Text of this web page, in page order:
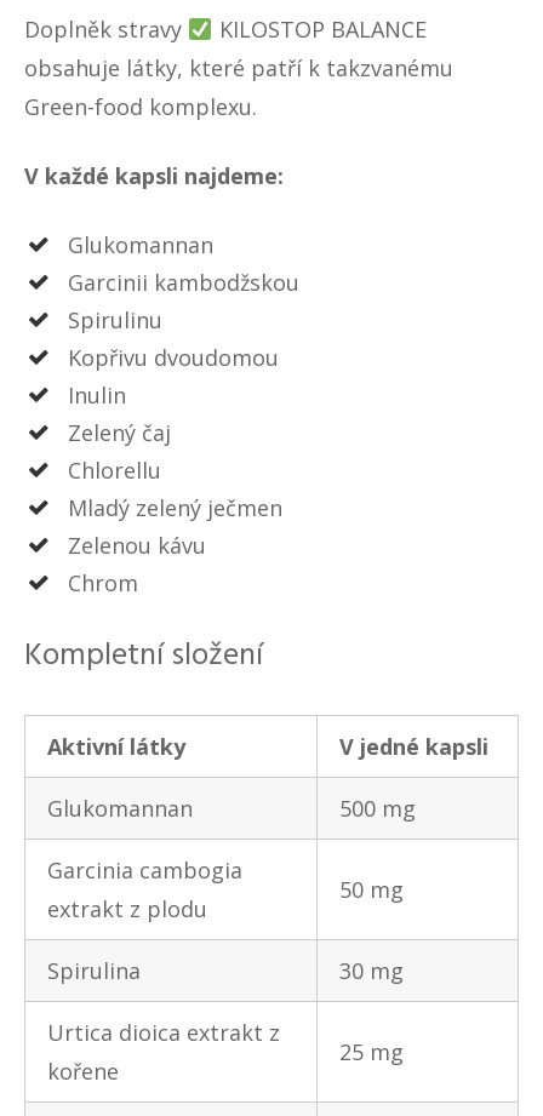
Doplněk stravy
KILOSTOP BALANCE
obsahuje látky, které patří k takzvanému
Green-food komplexu.
V každé kapsli najdeme:
Glukomannan
Garcinii kambodžskou
Spirulinu
Kopřivu dvoudomou
Inulin
Zelený čaj
Chlorellu
Mladý zelený ječmen
Zelenou kávu
Chrom
Kompletní složení
Aktivní látky V jedné kapsli
Glukomannan 500 mg
Garcinia cambogia
extrakt z plodu
50 mg
Spirulina 30 mg
Urtica dioica extrakt z
kořene
25 mg